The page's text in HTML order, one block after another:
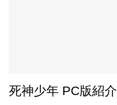
死神少年 PC版紹介